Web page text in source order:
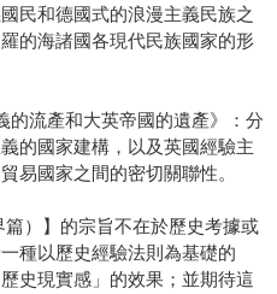
民和德國式的浪漫主義民族之
的海諸國各現代民族國家的形
的流產和大英帝國的遺產》：分
的國家建構，以及英國經驗主
易國家之間的密切關聯性。
篇）】的宗旨不在於歷史考據或
種以歷史經驗法則為基礎的
史現實感」的效果；並期待這